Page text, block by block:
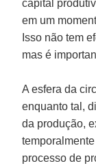
capital
em um
Isso não tem
mas é
A esfera da
enquanto tal,
da produção,
processo de